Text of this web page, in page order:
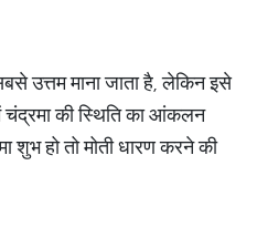
उत्तम माना जाता है, लेकिन इसे
की स्थिति का आंकलन
शुभ हो तो मोती धारण करने की